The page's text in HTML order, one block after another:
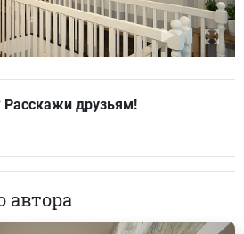
Расскажи друзьям!
автора